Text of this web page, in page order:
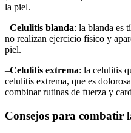
la piel.
–Celulitis blanda: la blanda es
no realizan ejercicio físico y
piel.
–Celulitis extrema: la celulitis
celulitis extrema, que es
combinar rutinas de fuerza y
Consejos para combatir